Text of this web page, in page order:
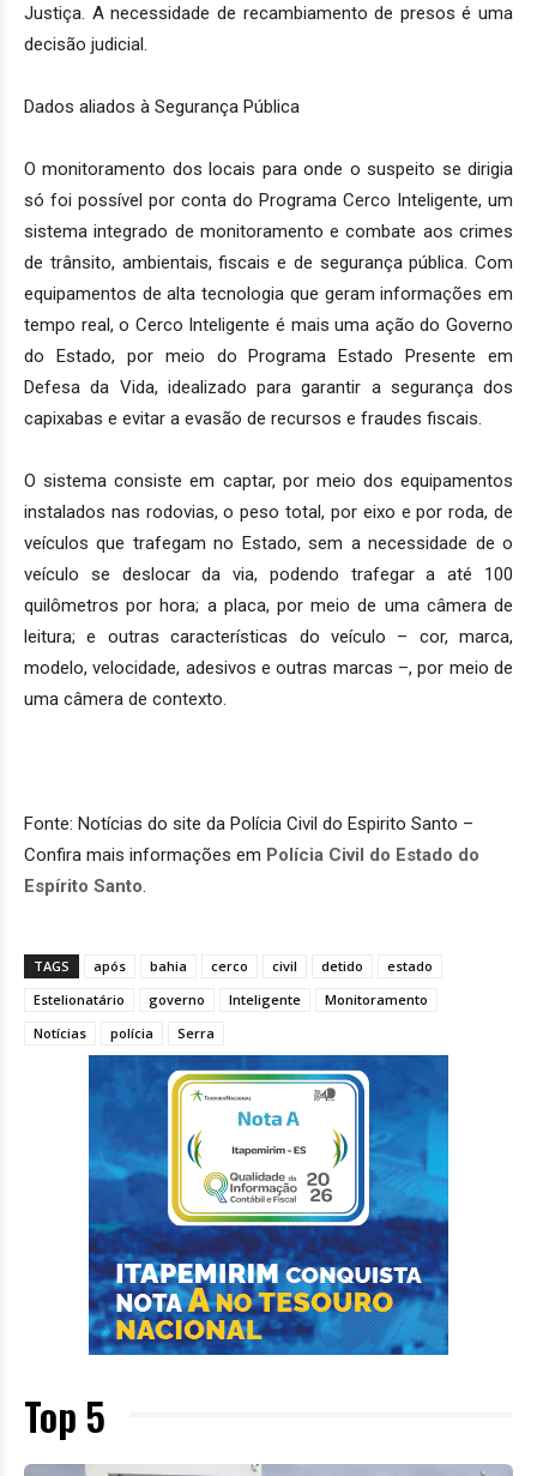
Justiça. A necessidade de recambiamento de presos é uma
decisão judicial.
Dados aliados à Segurança Pública
O monitoramento dos locais para onde o suspeito se dirigia
só foi possível por conta do Programa Cerco Inteligente, um
sistema integrado de monitoramento e combate aos crimes
de trânsito, ambientais, fiscais e de segurança pública. Com
equipamentos de alta tecnologia que geram informações em
tempo real, o Cerco Inteligente é mais uma ação do Governo
do Estado, por meio do Programa Estado Presente em
Defesa da Vida, idealizado para garantir a segurança dos
capixabas e evitar a evasão de recursos e fraudes fiscais.
O sistema consiste em captar, por meio dos equipamentos
instalados nas rodovias, o peso total, por eixo e por roda, de
veículos que trafegam no Estado, sem a necessidade de o
veículo se deslocar da via, podendo trafegar a até 100
quilômetros por hora; a placa, por meio de uma câmera de
leitura; e outras características do veículo – cor, marca,
modelo, velocidade, adesivos e outras marcas –, por meio de
uma câmera de contexto.
Fonte: Notícias do site da Polícia Civil do Espirito Santo –
Confira mais informações em Polícia Civil do Estado do
Espírito Santo.
TAGS após bahia cerco civil detido
estado
Estelionatário
governo Inteligente
Monitoramento
Notícias
polícia Serra
Top 5